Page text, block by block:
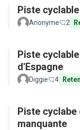
Piste
Anonyme 2
Piste
d'Espagne
Diggie 4
Piste cyclabe
manquante